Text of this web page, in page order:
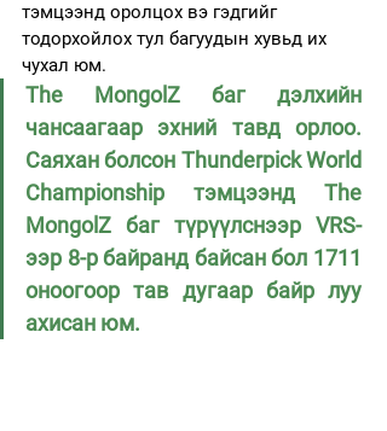
тэмцээнд оролцох вэ гэдгийг
тодорхойлох тул багуудын хувьд их
чухал юм.
The MongolZ баг дэлхийн
чансаагаар эхний тавд орлоо.
Саяхан болсон Thunderpick World
Championship тэмцээнд The
MongolZ баг түрүүлснээр VRS-
ээр 8-р байранд байсан бол 1711
оноогоор тав дугаар байр луу
ахисан юм.